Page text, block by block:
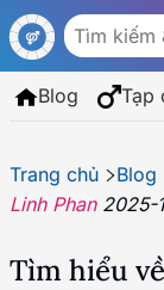
Blog Tạp
Trang chủ Blog
Linh Phan 2025-
Tìm hiểu